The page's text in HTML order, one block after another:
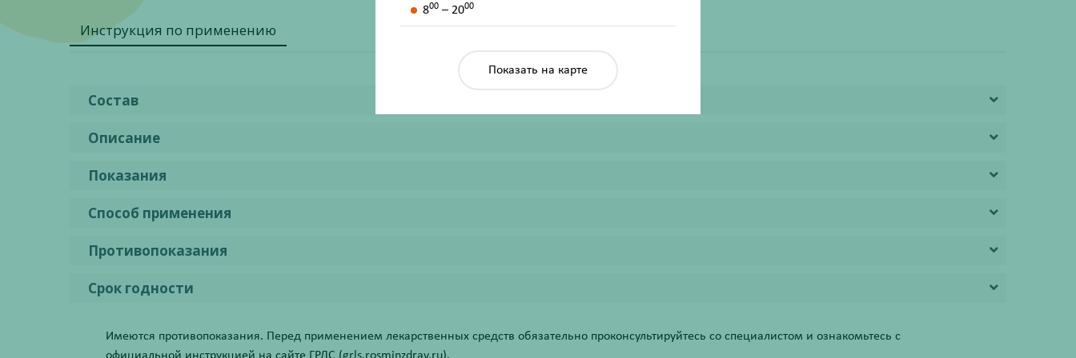
Инструкция по применению
Состав
Описание
Показания
Способ применения
Противопоказания
Срок годности
Имеются противопоказания. Перед применением лекарственных средств обязательно проконсультируйтесь со специалистом и ознакомьтесь с
800 – 2000
Показать на карте